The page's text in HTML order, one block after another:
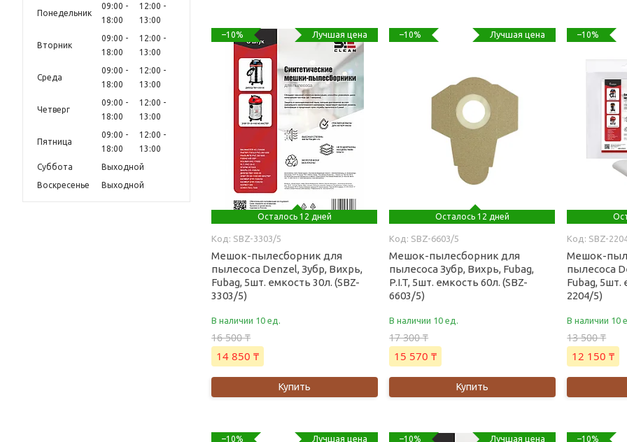
Понедельник
09:00
18:00
12:00
13:00
Вторник
09:00
18:00
12:00
13:00
Среда
09:00
18:00
12:00
13:00
Четверг
09:00
18:00
12:00
13:00
Пятница
09:00
18:00
12:00
13:00
Суббота
Выходной
Воскресенье
Выходной
–10%
Осталось 12 дней
Лучшая цена
SBZ-3303/5
Мешок-пылесборник для
пылесоса Denzel, Зубр, Вихрь,
Fubag, 5шт. емкость 30л. (SBZ-
3303/5)
В наличии 10 ед.
16 500 ₸
14 850 ₸
Купить
–10%
Осталось 12 дней
Лучшая цена
SBZ-6603/5
Мешок-пылесборник для
пылесоса Зубр, Вихрь, Fubag,
P.I.T, 5шт. емкость 60л. (SBZ-
6603/5)
В наличии 10 ед.
17 300 ₸
15 570 ₸
Купить
–10%
SBZ-
Мешок-
пылесоса
Fubag, 5шт.
2204/5)
В наличии 10
13 500 ₸
12 150 ₸
–10% Лучшая цена –10% Лучшая цена –10%